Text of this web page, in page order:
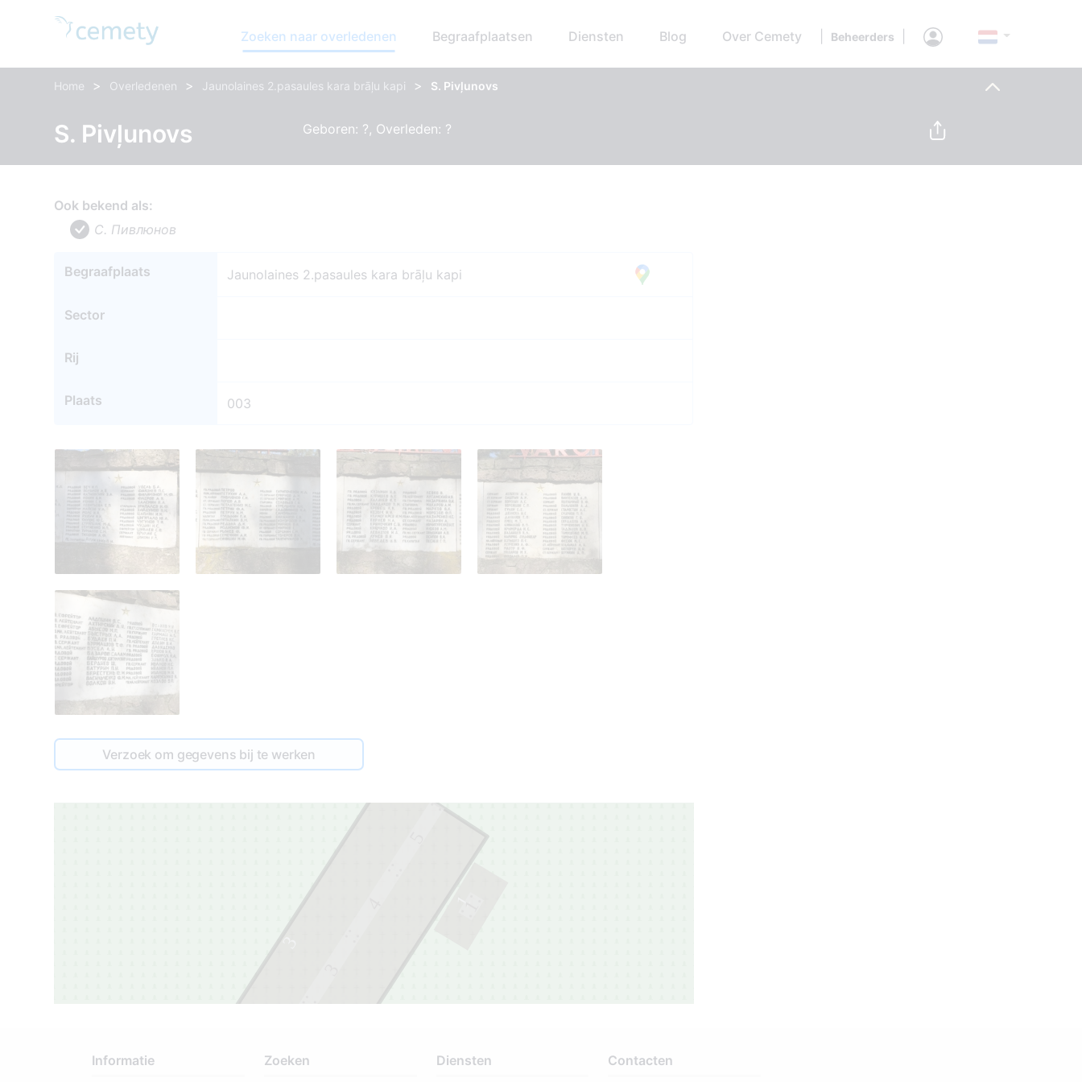
Zoeken naar overledenen Begraafplaatsen Diensten Blog Over Cemety Beheerders
Home > Overledenen > Jaunolaines 2.pasaules kara brāļu kapi > S. Pivļunovs
S. Pivļunovs Geboren: ?, Overleden: ?
Ook bekend als:
С. Пивлюнов
Begraafplaats Jaunolaines 2.pasaules kara brāļu kapi
Sector
Rij
Plaats 003
Verzoek om gegevens bij te werken
3
Informatie Zoeken Diensten Contacten